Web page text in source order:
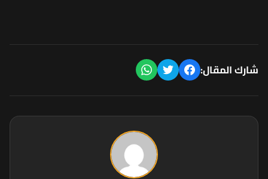
شارك المقال: